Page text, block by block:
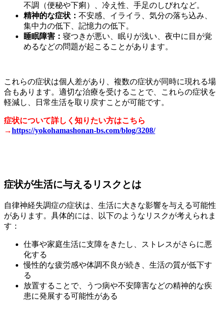
不調（便秘や下痢）、冷え性、手足のしびれなど。
精神的な症状： 不安感、イライラ、気分の落ち込み、
集中力の低下、記憶力の低下。
睡眠障害： 寝つきが悪い、眠りが浅い、夜中に目が覚
めるなどの問題が起こることがあります。
これらの症状は個人差があり、複数の症状が同時に現れる場
合もあります。適切な治療を受けることで、これらの症状を
軽減し、日常生活を取り戻すことが可能です。
症状について詳しく知りたい方はこちら
→https://yokohamashonan-bs.com/blog/3208/
症状が生活に与えるリスクとは
自律神経失調症の症状は、生活に大きな影響を与える可能性
があります。具体的には、以下のようなリスクが考えられま
す：
仕事や家庭生活に支障をきたし、ストレスがさらに悪
化する
慢性的な疲労感や体調不良が続き、生活の質が低下す
る
放置することで、うつ病や不安障害などの精神的な疾
患に発展する可能性がある